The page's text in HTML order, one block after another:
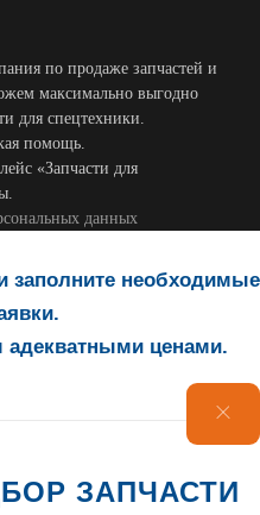
по продаже запчастей и
максимально выгодно
для спецтехники.
помощь.
«Запчасти для
данных
заполните необходимые
ценами.
ЗАПЧАСТИ